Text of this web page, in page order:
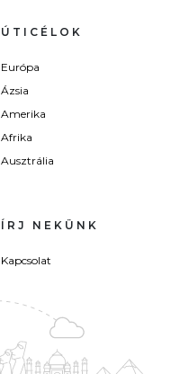
ÚTICÉLOK
Európa
Ázsia
Amerika
Afrika
Ausztrália
ÍRJ NEKÜNK
Kapcsolat